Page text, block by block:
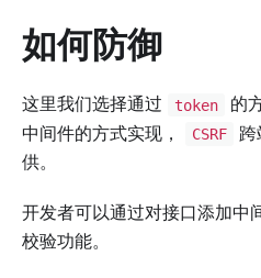
如何防御
这里我们选择通过 token
的
中间件的方式实现，
CSRF
供。
开发者可以通过对接口添加中
校验功能。